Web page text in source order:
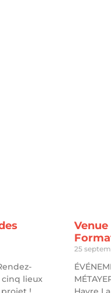
cinq lieux
Venue
25